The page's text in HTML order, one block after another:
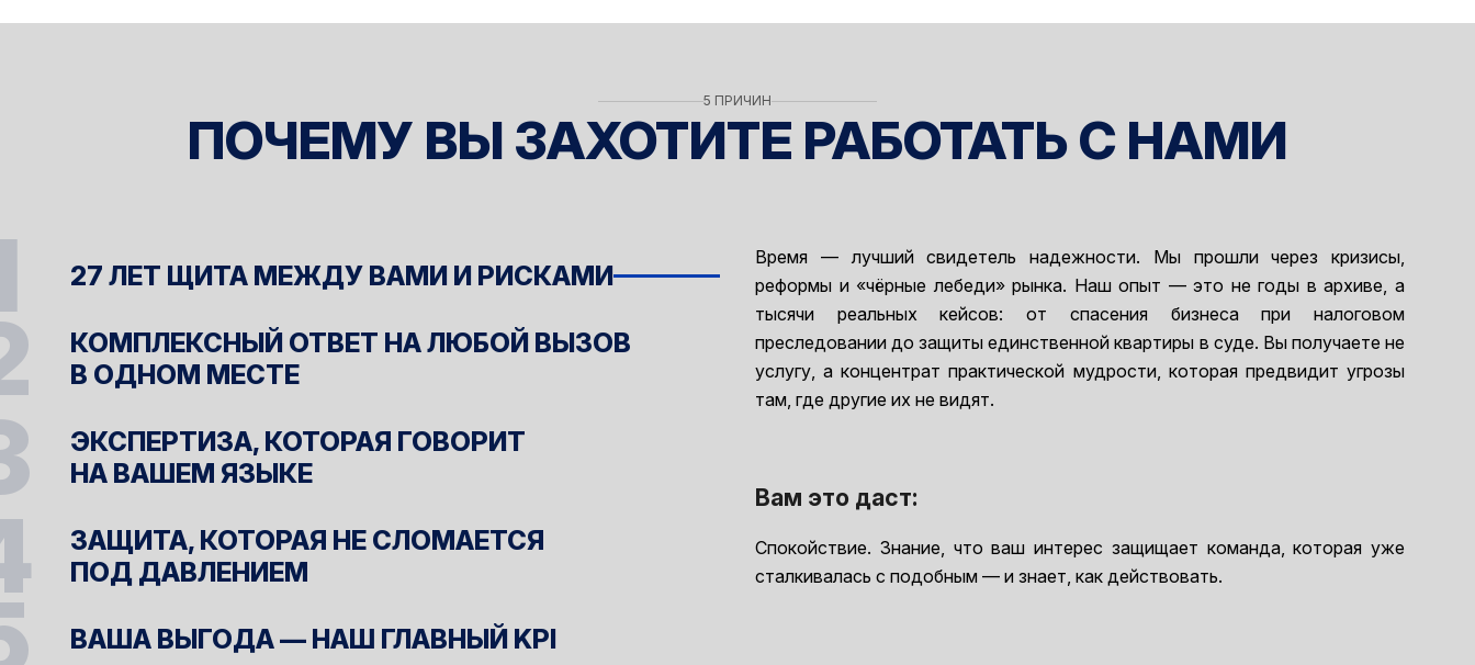
5 ПРИЧИН
ПОЧЕМУ ВЫ ЗАХОТИТЕ РАБОТАТЬ С НАМИ
27 ЛЕТ ЩИТА МЕЖДУ ВАМИ И РИСКАМИ
КОМПЛЕКСНЫЙ ОТВЕТ НА ЛЮБОЙ ВЫЗОВ
В ОДНОМ МЕСТЕ
ЭКСПЕРТИЗА, КОТОРАЯ ГОВОРИТ
НА ВАШЕМ ЯЗЫКЕ
ЗАЩИТА, КОТОРАЯ НЕ СЛОМАЕТСЯ
ПОД ДАВЛЕНИЕМ
ВАША ВЫГОДА — НАШ ГЛАВНЫЙ KPI
Время — лучший свидетель надежности. Мы прошли через кризисы,
реформы и «чёрные лебеди» рынка. Наш опыт — это не годы в архиве, а
тысячи реальных кейсов: от спасения бизнеса при налоговом
преследовании до защиты единственной квартиры в суде. Вы получаете не
услугу, а концентрат практической мудрости, которая предвидит угрозы
там, где другие их не видят.
Вам это даст:
Спокойствие. Знание, что ваш интерес защищает команда, которая уже
сталкивалась с подобным — и знает, как действовать.